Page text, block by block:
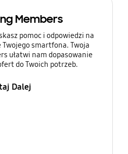
Members
pomoc i odpowiedzi na
smartfona. Twoja
ułatwi nam dopasowanie
do Twoich potrzeb.
Dalej